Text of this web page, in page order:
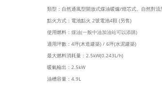
類型：自然通風型開放式煤油暖爐/燈芯式、自然對流
點火方式：電池點火 2號電池4顆 (另售)
使用燃料： 煤油(一般中油加油站可以添購)
適用坪數：4坪(木造建築) / 6坪(水泥建築)
最大燃料消耗量：2.5kW(0.243L/h)
暖氣輸出：2.5kW
油槽容量：4.9L